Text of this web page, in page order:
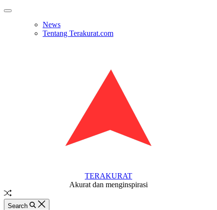
Skip
Off
News
Tentang Terakurat.com
TERAKURAT
Akurat dan menginspirasi
Random
Article
Search